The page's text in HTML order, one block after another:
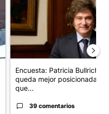
Encuesta: Patricia Bullrich
queda mejor posicionada
que...
39 comentarios